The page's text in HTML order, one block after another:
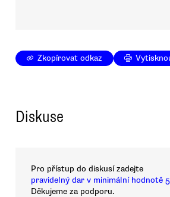
Zkopírovat odkaz
Diskuse
Pro přístup do diskusí zadejte
pravidelný dar v minimální hodnotě
Děkujeme za podporu.